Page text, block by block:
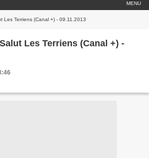
MENU
Les Terriens (Canal +) - 09.11.2013
Les Terriens (Canal +) -